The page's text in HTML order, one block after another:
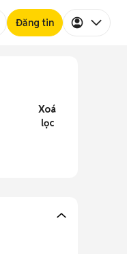
Đăng tin
Xoá
lọc